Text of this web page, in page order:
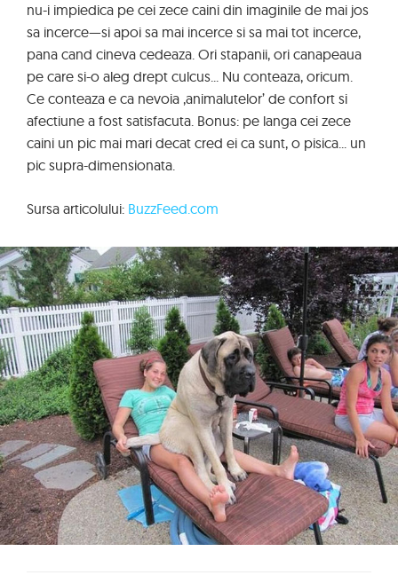
nu-i impiedica pe cei zece caini din imaginile de mai jos
sa incerce—si apoi sa mai incerce si sa mai tot incerce,
pana cand cineva cedeaza. Ori stapanii, ori canapeaua
pe care si-o aleg drept culcus... Nu conteaza, oricum.
Ce conteaza e ca nevoia ‚animalutelor’ de confort si
afectiune a fost satisfacuta. Bonus: pe langa cei zece
caini un pic mai mari decat cred ei ca sunt, o pisica... un
pic supra-dimensionata.
Sursa articolului: BuzzFeed.com